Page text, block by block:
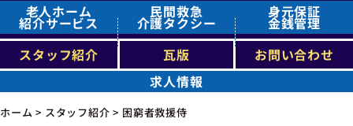
老人ホーム
紹介サービス
民間救急
介護タクシー
身元保証
金銭管理
スタッフ紹介
瓦版
お問い合わせ
求人情報
ホーム > スタッフ紹介 > 困窮者救援侍